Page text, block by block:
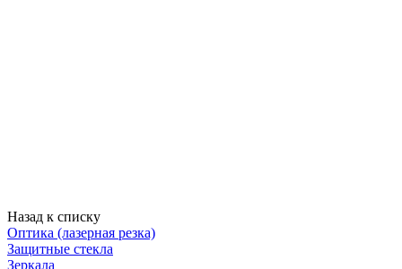
Назад к списку
Оптика (лазерная резка)
Защитные стекла
Зеркала